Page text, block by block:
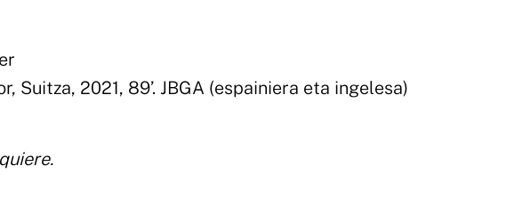
Suitza, 2021, 89’. JBGA (espainiera eta ingelesa)